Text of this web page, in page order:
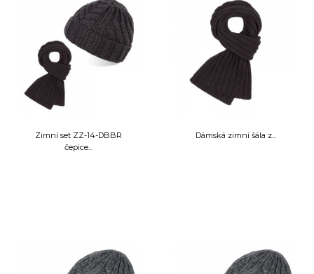
Zimní set ZZ-14-DBBR
čepice...
Dámská zimní šála z...